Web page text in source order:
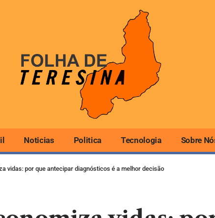
Noticias Politica Tecnologia Sobre
vidas: por que antecipar diagnósticos é a melhor decisão